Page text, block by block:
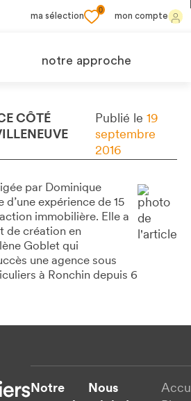
ma sélection
0
mon compte
notre approche
CÔTÉ
Publié le 19
septembre
2016
par Dominique
expérience de 15
immobilière. Elle a
de création en
Goblet qui
une agence sous
à Ronchin depuis 6
Notre
Nous